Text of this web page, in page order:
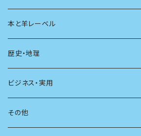
ユリイカ
現代思想
新潮
別冊太陽
動物
自然
科学
社会
本と羊レーベル
電子版（EPub）
電子版（PDF）
歴史・地理
歴史
地理
ビジネス・実用
雷鳥社辞典シリーズ
その他